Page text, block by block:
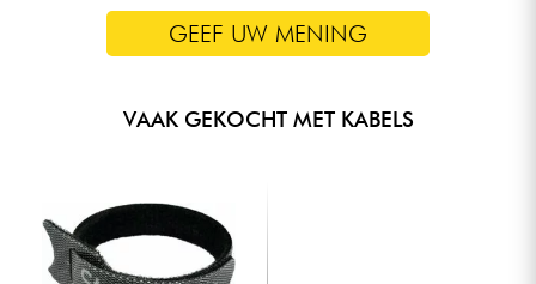
GEEF UW MENING
VAAK GEKOCHT MET KABELS